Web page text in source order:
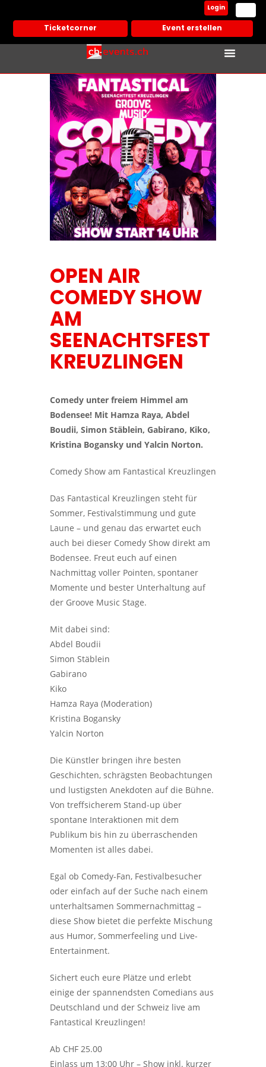
Ticketcorner Event erstellen
Login
OPEN AIR
COMEDY SHOW
AM
SEENACHTSFEST
KREUZLINGEN
Comedy unter freiem Himmel am
Bodensee! Mit Hamza Raya, Abdel
Boudii, Simon Stäblein, Gabirano, Kiko,
Kristina Bogansky und Yalcin Norton.
Comedy Show am Fantastical Kreuzlingen
Das Fantastical Kreuzlingen steht für
Sommer, Festivalstimmung und gute
Laune – und genau das erwartet euch
auch bei dieser Comedy Show direkt am
Bodensee. Freut euch auf einen
Nachmittag voller Pointen, spontaner
Momente und bester Unterhaltung auf
der Groove Music Stage.
Mit dabei sind:
Abdel Boudii
Simon Stäblein
Gabirano
Kiko
Hamza Raya (Moderation)
Kristina Bogansky
Yalcin Norton
Die Künstler bringen ihre besten
Geschichten, schrägsten Beobachtungen
und lustigsten Anekdoten auf die Bühne.
Von treffsicherem Stand-up über
spontane Interaktionen mit dem
Publikum bis hin zu überraschenden
Momenten ist alles dabei.
Egal ob Comedy-Fan, Festivalbesucher
oder einfach auf der Suche nach einem
unterhaltsamen Sommernachmittag –
diese Show bietet die perfekte Mischung
aus Humor, Sommerfeeling und Live-
Entertainment.
Sichert euch eure Plätze und erlebt
einige der spannendsten Comedians aus
Deutschland und der Schweiz live am
Fantastical Kreuzlingen!
Ab CHF 25.00
Einlass um 13:00 Uhr – Show inkl. kurzer